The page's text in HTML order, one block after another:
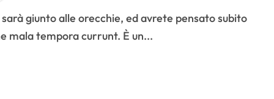
mala tempora currunt. È un...